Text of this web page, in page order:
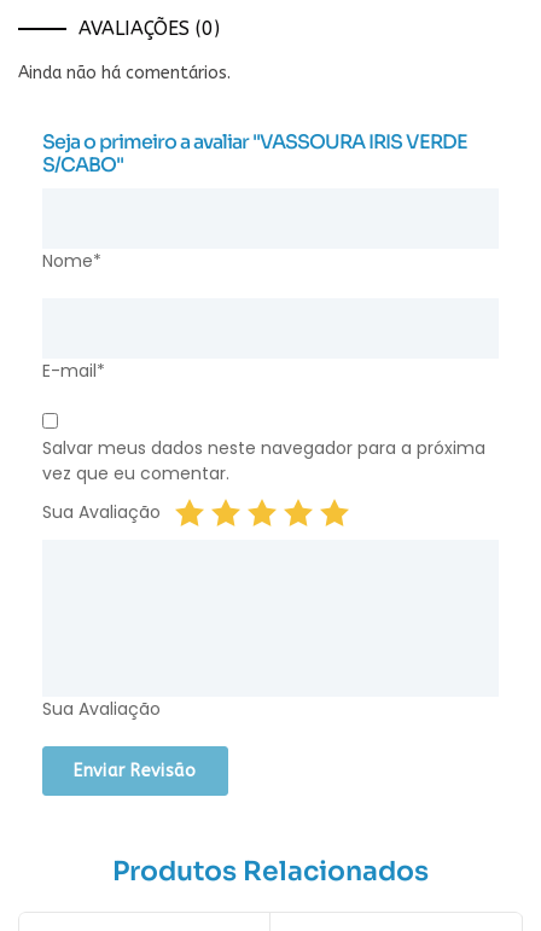
AVALIAÇÕES (0)
Ainda não há comentários.
Seja o primeiro a avaliar "VASSOURA IRIS VERDE
S/CABO"
Nome*
E-mail*
Salvar meus dados neste navegador para a próxima
vez que eu comentar.
Sua Avaliação
Sua Avaliação
Produtos Relacionados